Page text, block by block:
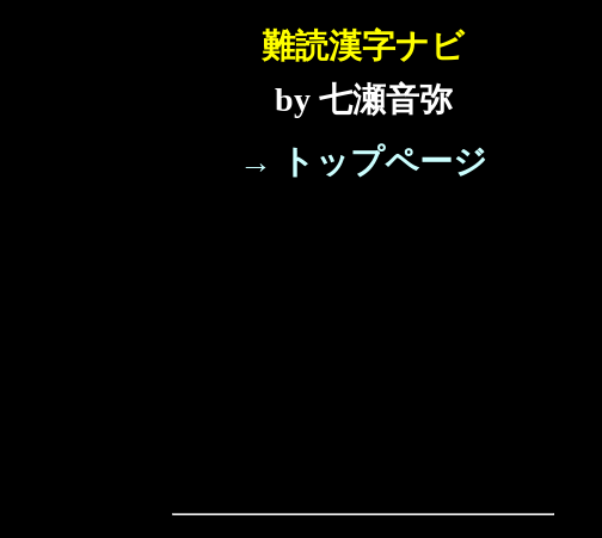
難読漢字ナビ
by 七瀬音弥
→ トップページ